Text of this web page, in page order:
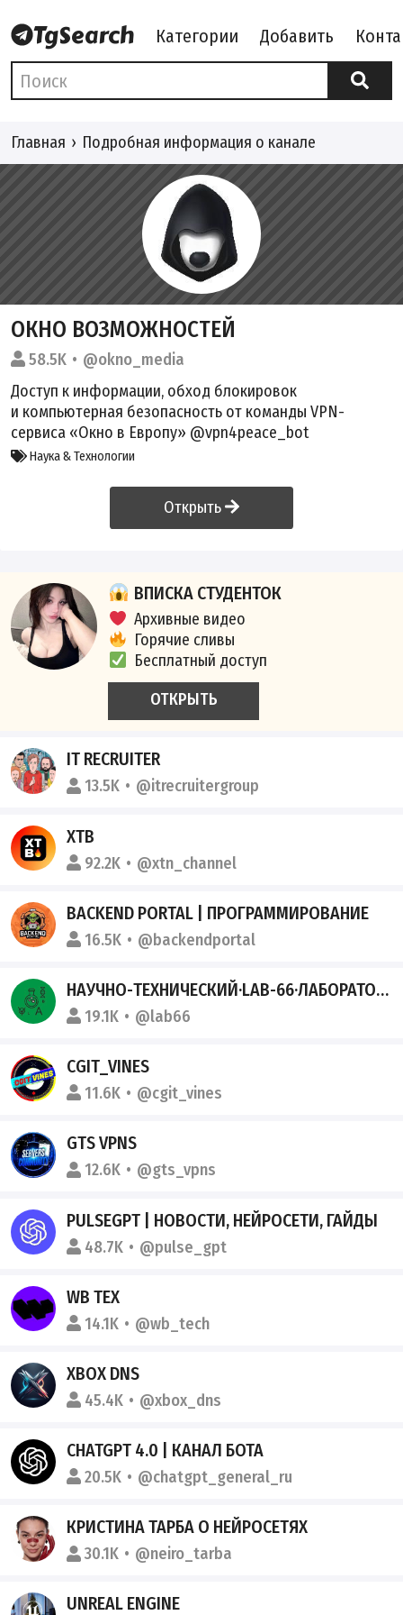
Категории Добавить
Главная Подробная информация о канале
ОКНО ВОЗМОЖНОСТЕЙ
58.5K
@okno_media
Доступ к информации, обход блокировок
и компьютерная безопасность от команды VPN-
сервиса «Окно в Европу» @vpn4peace_bot
Наука & Технологии
Открыть
ВПИСКА СТУДЕНТОК
Архивные видео
Горячие сливы
Бесплатный доступ
ОТКРЫТЬ
IT RECRUITER
13.5K @itrecruitergroup
XTB
92.2K @xtn_channel
BACKEND PORTAL | ПРОГРАММИРОВАНИЕ
16.5K @backendportal
НАУЧНО-ТЕХНИЧЕСКИЙ·LAB-66·ЛАБОРАТОРНЫЙ ЖУРНАЛ БЕЛАРУСКОГО ХИМИКА
19.1K @lab66
CGIT_VINES
11.6K @cgit_vines
GTS VPNS
12.6K @gts_vpns
PULSEGPT | НОВОСТИ, НЕЙРОСЕТИ, ГАЙДЫ
48.7K @pulse_gpt
WB ТЕХ
14.1K @wb_tech
XBOX DNS
45.4K @xbox_dns
CHATGPT 4.0 | КАНАЛ БОТА
20.5K @chatgpt_general_ru
КРИСТИНА ТАРБА О НЕЙРОСЕТЯХ
30.1K @neiro_tarba
UNREAL ENGINE